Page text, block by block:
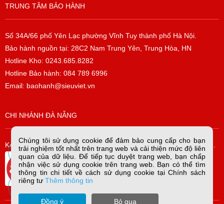
TRUNG TÂM BẢO HÀNH
Số 34A/66 phố Yên Lạc phường Vĩnh Tuy thành phố Hà Nội.
Bảo hành nguồn tại: 28C2 Nam Trung Yên, Trung Hòa, HN
Hotline Kho: 0243.685.8282
Hotline Bảo hành: 084 789 6996
Email: baohanh@sieuviet.vn
CHI NHÁNH ĐÀ NẴNG
K42/H2/14 Tiểu La, P. Hòa Cường Bắc, Q. Hải Châu, TP. Đà Nẵng.
Chúng tôi sử dụng cookie để đảm bảo cung cấp cho bạn
trải nghiệm tốt nhất trên trang web và cải thiện mức độ liên
quan của dữ liệu. Để tiếp tục duyệt trang web, bạn chấp
nhận việc sử dụng cookie trên trang web. Bạn có thể tìm
thông tin chi tiết về cách sử dụng cookie tại Chính sách
riêng tưThêm thông tin
Đồng ý Bỏ qua